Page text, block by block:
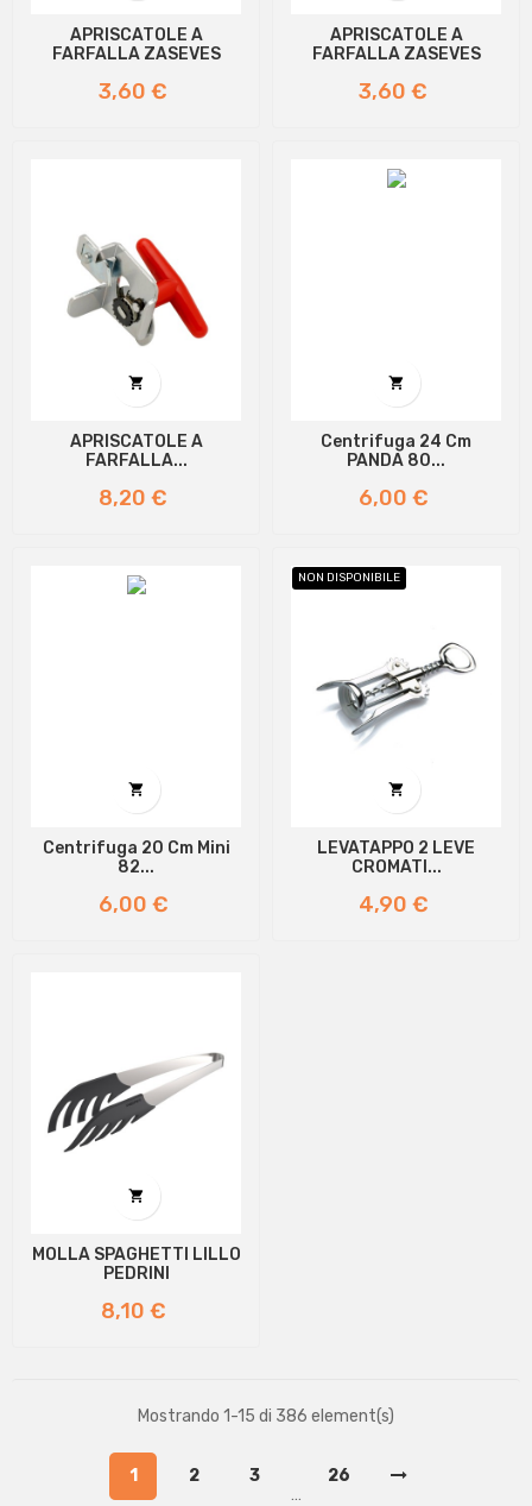
APRISCATOLE A
FARFALLA ZASEVES
Prezzo
3,60 €
APRISCATOLE A
FARFALLA ZASEVES
Prezzo
3,60 €

APRISCATOLE A
FARFALLA...
Prezzo
8,20 €

Centrifuga 24 Cm
PANDA 80...
Prezzo
6,00 €

Centrifuga 20 Cm Mini
82...
Prezzo
6,00 €
NON DISPONIBILE

LEVATAPPO 2 LEVE
CROMATI...
Prezzo
4,90 €

MOLLA SPAGHETTI LILLO
PEDRINI
Prezzo
8,10 €
Mostrando 1-15 di 386 element(s)
1 2
3
…
26